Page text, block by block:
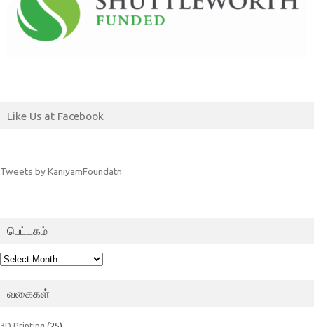
Like Us at Facebook
Tweets by KaniyamFoundatn
பெட்டகம்
பெட்டகம்
வகைகள்